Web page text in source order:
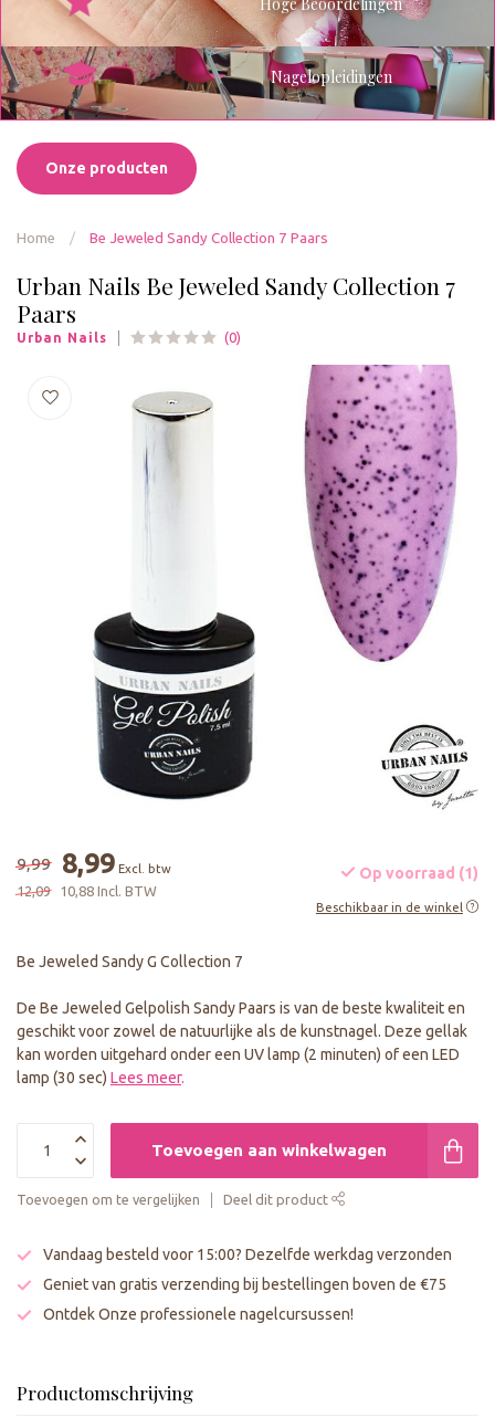
Nagelopleidingen
Onze producten
Home / Be Jeweled Sandy Collection 7 Paars
Urban Nails Be Jeweled Sandy Collection 7
Paars
Urban Nails (0)
9,99 8,99 Excl. btw
12,09 10,88 Incl. BTW
Op voorraad (1)
Beschikbaar in de winkel
Be Jeweled Sandy G Collection 7
De Be Jeweled Gelpolish Sandy Paars is van de beste kwaliteit en
geschikt voor zowel de natuurlijke als de kunstnagel. Deze gellak
kan worden uitgehard onder een UV lamp (2 minuten) of een LED
lamp (30 sec) Lees meer.
Toevoegen aan winkelwagen
Toevoegen om te vergelijken Deel dit product
Vandaag besteld voor 15:00? Dezelfde werkdag verzonden
Geniet van gratis verzending bij bestellingen boven de €75
Ontdek Onze professionele nagelcursussen!
Productomschrijving